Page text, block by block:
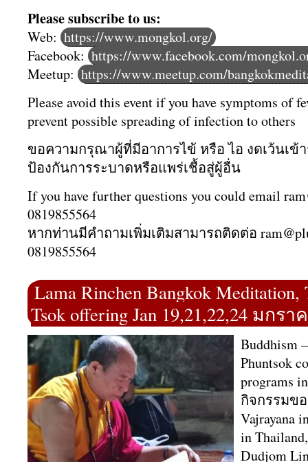
Please subscribe to us:
Web: https://www.mongkol.org/
Facebook: https://www.facebook.com/
Meetup: https://www.meetup.com/
Please avoid this event if you have symptoms of
prevent possible spreading of infection to others
ขอความกรุณาผู้ที่มีอาการไข้ หรือ ไอ งดเว้นเข้
ป้องกันการระบาดหรือแพร่เชื้อสู่ผู้อื่น
If you have further questions you could email
0819855564
หากท่านมีคำถามเพิ่มเติมสามารถติดต่อ
0819855564
Lama Rinchen Bangkok Meditation,
Tsok offering Jan 19,21,22,24 มกรา
Buddhism
Phuntsok
programs
กิจกรรมข
Vajrayana
in
Dudjom